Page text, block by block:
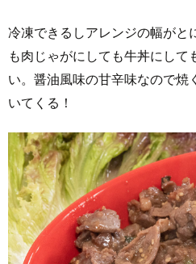
冷凍できるしアレンジの幅がと
も肉じゃがにしても牛丼にして
い。醤油風味の甘辛味なので焼
いてくる！